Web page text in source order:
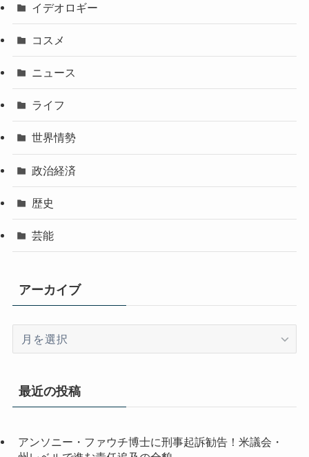
イデオロギー
コスメ
ニュース
ライフ
世界情勢
政治経済
歴史
芸能
アーカイブ
イ
最近の投稿
アンソニー・ファウチ博士に刑事起訴勧告！米議会・